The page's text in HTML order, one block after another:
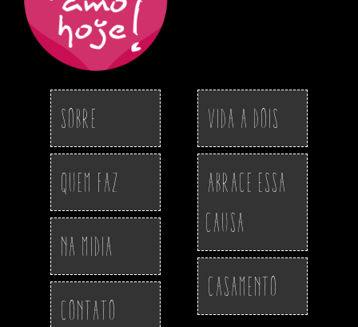
Sobre
Quem Faz
Na Midia
Contato
Vida a Dois
Abrace essa
Causa
Casamento